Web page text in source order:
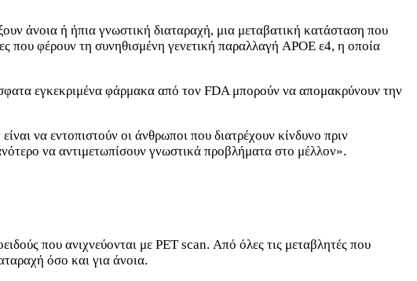
άνοια ή ήπια γνωστική διαταραχή, μια μεταβατική κατάσταση που
που φέρουν τη συνηθισμένη γενετική παραλλαγή APOE ε4, η οποία
εγκεκριμένα φάρμακα από τον FDA μπορούν να απομακρύνουν την
να εντοπιστούν οι άνθρωποι που διατρέχουν κίνδυνο πριν
να αντιμετωπίσουν γνωστικά προβλήματα στο μέλλον».
που ανιχνεύονται με PET scan. Από όλες τις μεταβλητές που
όσο και για άνοια.